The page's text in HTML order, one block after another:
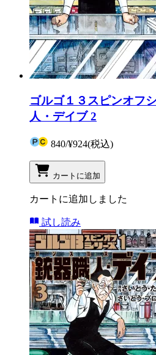
ゴルゴ１３スピンオ
人・デイブ 2
840/¥924(税込)
カートに追加
カートに追加しました
試し読み